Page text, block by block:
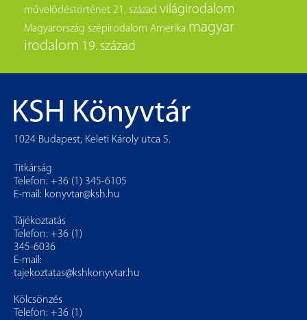
művelődéstörténet 21. század világirodalom
Magyarország szépirodalom Amerika magyar
irodalom 19. század
1024 Budapest, Keleti Károly utca 5.
Titkárság
Telefon: +36 (1) 345-6105
E-mail: konyvtar@ksh.hu
Tájékoztatás
Telefon: +36 (1)
345-6036
E-mail:
tajekoztatas@kshkonyvtar.hu
Kölcsönzés
Telefon: +36 (1)